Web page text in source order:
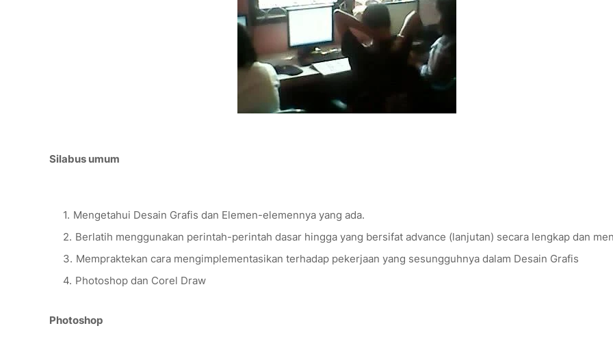
Silabus umum
Mengetahui Desain Grafis dan Elemen-elemennya yang ada.
Berlatih menggunakan perintah-perintah dasar hingga yang bersifat advance (lanjutan) secara lengkap dan
Mempraktekan cara mengimplementasikan terhadap pekerjaan yang sesungguhnya dalam Desain Grafis
Photoshop dan Corel Draw
Photoshop